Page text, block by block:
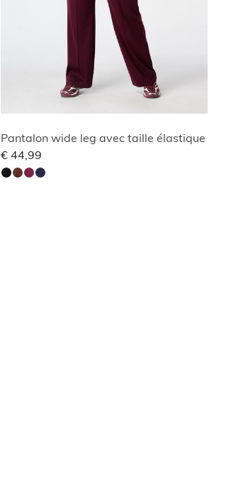
Pantalon wide leg avec taille élastique
€ 44,99